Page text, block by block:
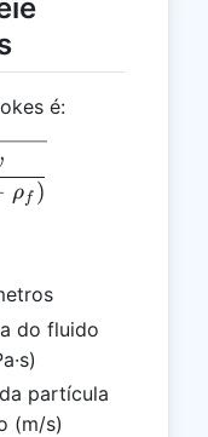
é:
\cdot
ρf )
do fluido
partícula
(m/s)